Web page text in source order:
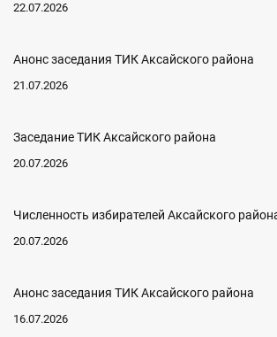
22.07.2026
Анонс заседания ТИК Аксайского района
21.07.2026
Заседание ТИК Аксайского района
20.07.2026
Численность избирателей Аксайского
20.07.2026
Анонс заседания ТИК Аксайского района
16.07.2026